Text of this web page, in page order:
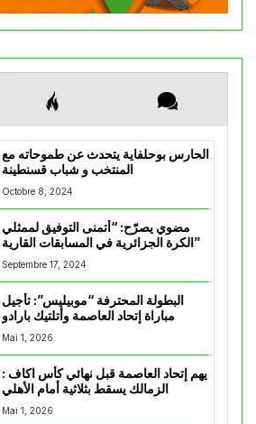
الحارس بوحلفاية يتحدث عن طموحاته مع
المنتخب و شباب قسنطينة
Octobre 8, 2024
مضوي يصرّح: “أتمنى التوفيق لممثلي
الكرة الجزائرية في المسابقات القارية”
Septembre 17, 2024
البطولة المحترفة “موبيليس”: تأجيل
مباراة إتحاد العاصمة وأتلتيك بارادو
Mai 1, 2026
يهم إتحاد العاصمة قبل نهائي كأس اكاف :
Mai 1, 2026